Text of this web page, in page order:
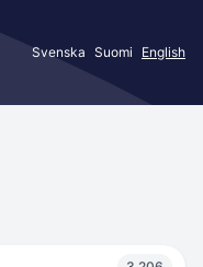
Svenska Suomi English